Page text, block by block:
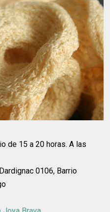
de 15 a 20 horas. A las
0106, Barrio